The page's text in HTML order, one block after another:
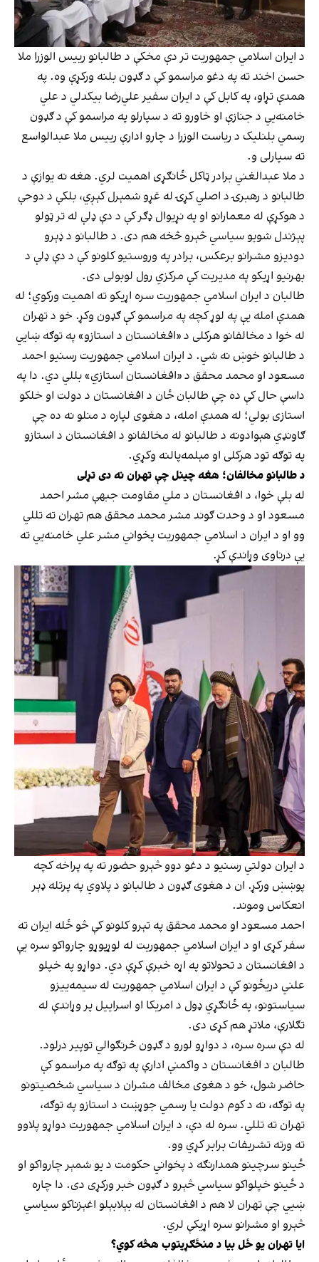
د ایران اسلامي جمهوریت تر دې مخکې د طالبانو رییس الوزرا ملا
حسن اخند ته په دغو مراسمو کې د ګډون بلنه ورکړې وه. په
همدې تړاو، په کابل کې د ایران سفیر علي‌رضا بیکدلي د علي
خامنه‌یي د جنازې او خاورو ته د سپارلو په مراسمو کې د ګډون
رسمي بلنلیک د ریاست الوزرا د چارو ادارې رییس ملا عبدالواسع
ته سپارلی و.
د ملا عبدالغني برادر ټاکل ځانګړی اهمیت لري. هغه نه یوازې د
طالبانو د رهبرۍ د اصلي کړۍ له غړو شمېرل کېږي، بلکې د دوحې
د هوکړې له معمارانو او په نړیوال ډګر کې د دې ډلې له تر ټولو
پېژندل شویو سیاسي څېرو څخه هم دی. د طالبانو د ډېرو
دودیزو مشرانو برعکس، برادر په وروستیو کلونو کې د دې ډلې د
بهرنیو اړیکو په مدیریت کې مرکزي رول لوبولی دی.
طالبان د ایران اسلامي جمهوریت سره اړیکو ته اهمیت ورکوي؛ له
همدې امله یې په لوړ کچه په مراسمو کې ګډون وکړ. خو د تهران
له خوا د مخالفانو هرکلی د «افغانستان د استازو» په توګه ښايي
د طالبانو خوښ نه شي. د ایران اسلامي جمهوریت رسنیو احمد
مسعود او محمد محقق د «افغانستان استازي» بللي دي. دا په
داسې حال کې ده چې طالبان ځان د افغانستان د دولت او خلکو
استازی بولي؛ له همدې امله، د هغوی لپاره د منلو نه ده چې
ګاونډي هېوادونه د طالبانو له مخالفانو د افغانستان د استازو
په توګه تود هرکلی او مېلمه‌پالنه وکړي.
د طالبانو مخالفان؛ هغه چینل چې تهران نه دی تړلی
له بلې خوا، د افغانستان د ملي مقاومت جبهې مشر احمد
مسعود او د وحدت ګوند مشر محمد محقق هم تهران ته تللي
وو او د ایران د اسلامي جمهوریت پخواني مشر علي خامنه‌یي ته
یې درناوی وړاندې کړ.
د ایران دولتي رسنیو د دغو دوو څېرو حضور ته په پراخه کچه
پوښښ ورکړ. ان د هغوی ګډون د طالبانو د پلاوي په پرتله ډېر
انعکاس وموند.
احمد مسعود او محمد محقق په تېرو کلونو کې څو ځله ایران ته
سفر کړی او د ایران اسلامي جمهوریت له لوړپوړو چارواکو سره یې
د افغانستان د تحولاتو په اړه خبرې کړې دي. دواړو په خپلو
علني دریځونو کې د ایران اسلامي جمهوریت له سیمه‌ییزو
سیاستونو، په ځانګړي ډول د امریکا او اسراییل پر وړاندې له
تګلارې، ملاتړ هم کړی دی.
له دې سره سره، د دواړو لورو د ګډون څرنګوالي توپیر درلود.
طالبان د افغانستان د واکمنې ادارې په توګه په مراسمو کې
حاضر شول، خو د هغوی مخالف مشران د سیاسي شخصیتونو
په توګه، نه د کوم دولت یا رسمي جوړښت د استازو په توګه،
تهران ته تللي. سره له دې، د ایران اسلامي جمهوریت دواړو پلاوو
ته ورته تشریفات برابر کړي وو.
ځینو سرچینو همدارنګه د پخواني حکومت د یو شمېر چارواکو او
د ځینو خپلواکو سیاسي څېرو د ګډون خبر ورکړی دی. دا چاره
ښيي چې تهران لا هم د افغانستان له بېلابېلو اغېزناکو سیاسي
څېرو او مشرانو سره اړیکې لري.
ایا تهران یو ځل بیا د منځګړیتوب هڅه کوي؟